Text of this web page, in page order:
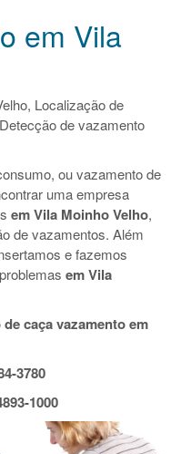
em Vila
Localização de
de vazamento
ou vazamento de
uma empresa
em Vila Moinho Velho,
de vazamentos. Além
e fazemos
em Vila
caça vazamento em
3780
1000